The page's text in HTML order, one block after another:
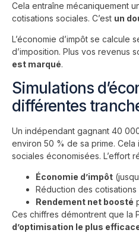
Cela entraîne mécaniquement
cotisations sociales. C’est un
L’économie d’impôt se calcule
d’imposition. Plus vos revenus
est marqué.
Simulations
différentes
Un indépendant gagnant 40
environ 50 % de sa prime. Cela
sociales économisées. L’effort
Économie d’impôt
Réduction des
Rendement net boosté
Ces chiffres démontrent que la
d’optimisation le plus